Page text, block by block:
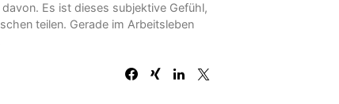
Es ist dieses subjektive Gefühl,
teilen. Gerade im Arbeitsleben